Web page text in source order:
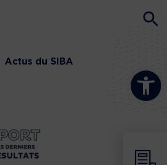
Ouvrir la
Actus du SIBA